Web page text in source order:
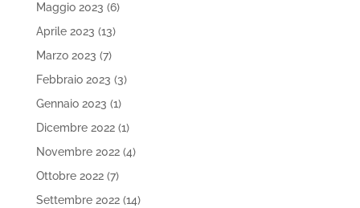
Maggio 2023 (6)
Aprile 2023 (13)
Marzo 2023 (7)
Febbraio 2023 (3)
Gennaio 2023 (1)
Dicembre 2022(1)
Novembre 2022(4)
Ottobre 2022(7)
Settembre 2022(14)